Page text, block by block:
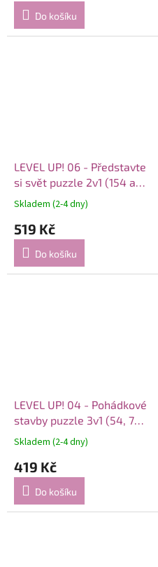
Do košíku
LEVEL UP! 06 - Představte
si svět puzzle 2v1 (154 a
176 dílků)
Skladem (2-4 dny)
519 Kč
Do košíku
LEVEL UP! 04 - Pohádkové
stavby puzzle 3v1 (54, 70
a 88 dílků)
Skladem (2-4 dny)
419 Kč
Do košíku